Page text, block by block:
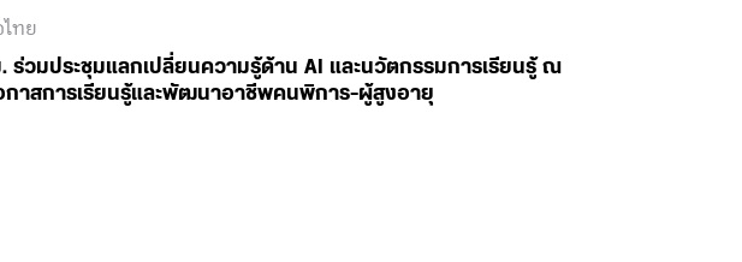
ทย
ร่วมประชุมแลกเปลี่ยนความรู้ด้าน AI และนวัตกรรมการเรียนรู้ ณ
อกาสการเรียนรู้และพัฒนาอาชีพคนพิการ-ผู้สูงอายุ